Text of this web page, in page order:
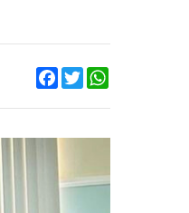
Facebook
Twitter